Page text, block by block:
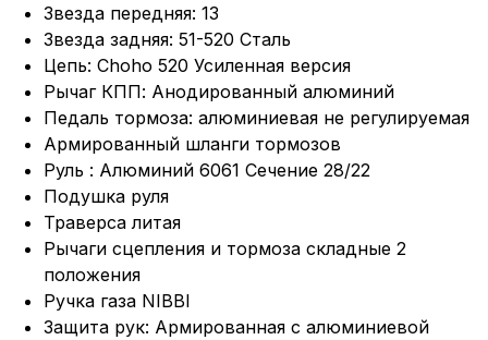
Звезда передняя: 13
Звезда задняя: 51-520 Сталь
Цепь: Choho 520 Усиленная версия
Рычаг КПП: Анодированный алюминий
Педаль тормоза: алюминиевая не регулируемая
Армированный шланги тормозов
Руль : Алюминий 6061 Сечение 28/22
Подушка руля
Траверса литая
Рычаги сцепления и тормоза складные 2
положения
Ручка газа NIBBI
Защита рук: Армированная с алюминиевой